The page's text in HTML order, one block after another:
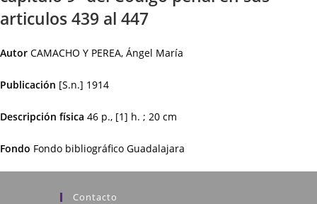
articulos 439 al 447
Autor CAMACHO Y PEREA, Ángel María
Publicación [S.n.] 1914
Descripción física 46 p., [1] h. ; 20 cm
Fondo Fondo bibliográfico Guadalajara
Contacto